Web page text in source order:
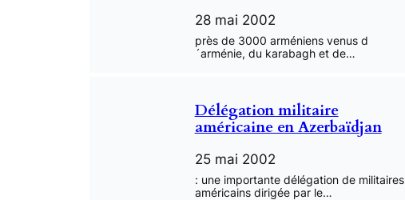
28 mai 2002
près de 3000 arméniens venus d
´arménie, du karabagh et de…
Délégation militaire
américaine en Azerbaïdjan
25 mai 2002
: une importante délégation de militaires
américains dirigée par le…